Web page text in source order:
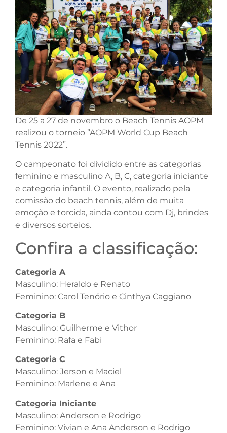
De 25 a 27 de novembro o Beach Tennis AOPM
realizou o torneio ”AOPM World Cup Beach
Tennis 2022”.
O campeonato foi dividido entre as categorias
feminino e masculino A, B, C, categoria iniciante
e categoria infantil. O evento, realizado pela
comissão do beach tennis, além de muita
emoção e torcida, ainda contou com Dj, brindes
e diversos sorteios.
Confira a classificação:
Categoria A
Masculino: Heraldo e Renato
Feminino: Carol Tenório e Cinthya Caggiano
Categoria B
Masculino: Guilherme e Vithor
Feminino: Rafa e Fabi
Categoria C
Masculino: Jerson e Maciel
Feminino: Marlene e Ana
Categoria Iniciante
Masculino: Anderson e Rodrigo
Feminino: Vivian e Ana Anderson e Rodrigo